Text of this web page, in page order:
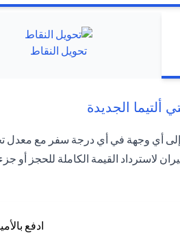
تحويل النقاط
الجديدة
درجة سفر مع معدل تحويل حصري: 20 ميلاً من سيتي ميل
لاسترداد القيمة الكاملة للحجز أو
ادفع